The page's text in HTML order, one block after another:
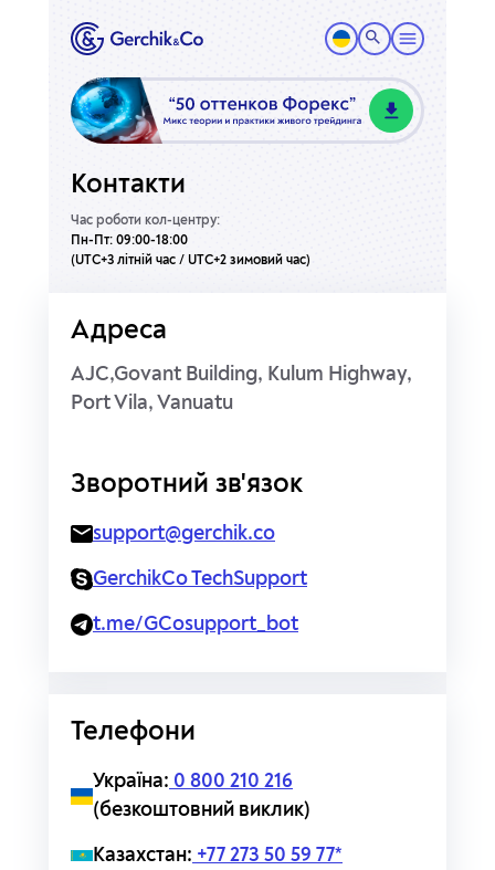
Контакти
Час роботи кол-центру:
Пн-Пт: 09:00-18:00
(UTC+3 літній час / UTC+2 зимовий час)
Адреса
AJC,Govant Building, Kulum Highway,
Port Vila, Vanuatu
Зворотний зв'язок
support@gerchik.co
GerchikCo TechSupport
t.me/GCosupport_bot
Телефони
Україна: 0 800 210 216
(безкоштовний виклик)
Казахстан: +77 273 50 59 77*